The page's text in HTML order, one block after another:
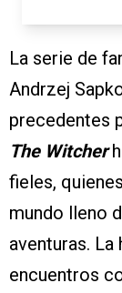
La serie de
Andrzej
precedentes
The Witcher
fieles,
mundo lleno
aventuras.
encuentros